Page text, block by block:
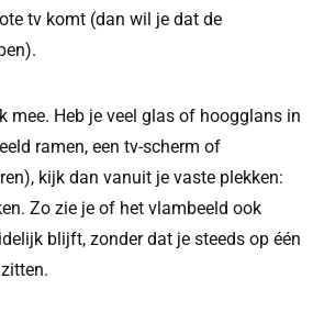
tv komt (dan wil je dat de
mee. Heb je veel glas of hoogglans in
ramen, een tv-scherm of
kijk dan vanuit je vaste plekken:
Zo zie je of het vlambeeld ook
blijft, zonder dat je steeds op één